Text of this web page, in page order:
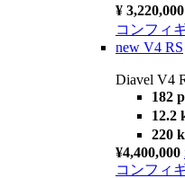
¥
コンフィ
new V4 RS
Diavel V4
182
12.2
220
¥4,400,000
コンフィ